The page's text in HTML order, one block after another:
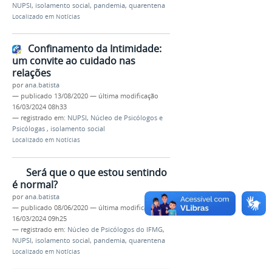
NUPSI, isolamento social, pandemia, quarentena
Localizado em Notícias
Confinamento da Intimidade:
um convite ao cuidado nas
relações
porana.batista
— publicado 13/08/2020 — última modificação
16/03/2024 08h33
— registrado em: NUPSI, Núcleo de Psicólogos e
Psicólogas , isolamento social
Localizado em Notícias
Será que o que estou sentindo
é normal?
porana.batista
— publicado 08/06/2020 — última modificação
16/03/2024 09h25
— registrado em: Núcleo de Psicólogos do IFMG,
NUPSI, isolamento social, pandemia, quarentena
Localizado em Notícias